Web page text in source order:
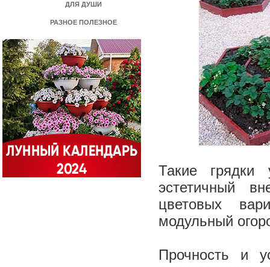
ДЛЯ ДУШИ
РАЗНОЕ ПОЛЕЗНОЕ
Такие грядки
эстетичный
цветовых
модульный
Прочность и